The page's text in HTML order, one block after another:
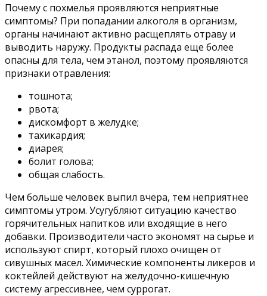
Почему с похмелья проявляются неприятные
симптомы? При попадании алкоголя в организм,
органы начинают активно расщеплять отраву и
выводить наружу. Продукты распада еще более
опасны для тела, чем этанол, поэтому проявляются
признаки отравления:
тошнота;
рвота;
дискомфорт в желудке;
тахикардия;
диарея;
болит голова;
общая слабость.
Чем больше человек выпил вчера, тем неприятнее
симптомы утром. Усугубляют ситуацию качество
горячительных напитков или входящие в него
добавки. Производители часто экономят на сырье и
используют спирт, который плохо очищен от
сивушных масел. Химические компоненты ликеров и
коктейлей действуют на желудочно-кишечную
систему агрессивнее, чем суррогат.